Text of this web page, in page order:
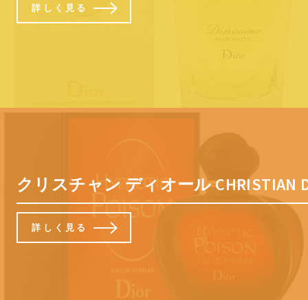
詳しく見る
クリスチャン ディオール
詳しく見る